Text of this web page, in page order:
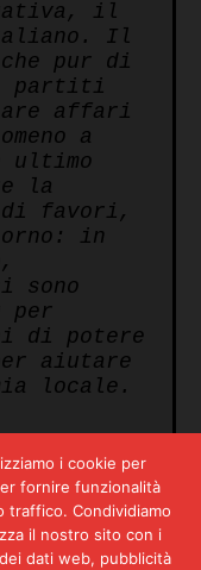
il
Il
pur di
i partiti
affari
a
ultimo
la
di favori,
in
sono
per
di potere
aiutare
locale.
UN
SISTEMA
i cookie per
fornire funzionalità
traffico. Condividiamo
il nostro sito con i
dati web, pubblicità